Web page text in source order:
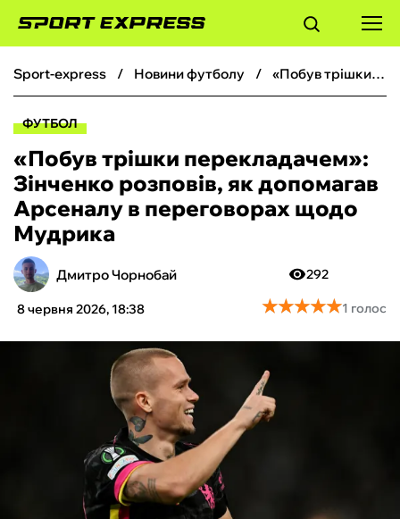
ФУТБОЛ
БОКС
ХОКЕЙ
ТЕНІС
КІБЕРСПОРТ
sport-express новини футболу «Побув трішки перекладачем»: Зінченко розповів, як допомагав Арсеналу в переговорах щодо Мудрика
ФУТБОЛ
«Побув трішки перекладачем»:
Зінченко розповів, як допомагав
Арсеналу в переговорах щодо
Мудрика
Дмитро Чорнобай
8 червня 2026, 18:38
292
★★★★★
★★★★★1 голос